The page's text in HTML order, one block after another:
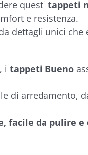
questi tappeti
e resistenza.
dettagli unici che
, i tappeti Bueno
di arredamento,
facile da pulire